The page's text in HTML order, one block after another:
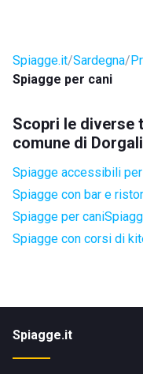
Spiagge.it Sardegna
Spiagge per cani
Scopri le diverse
comune di Dorgali
Spiagge accessibili
Spiagge con bar e
Spiagge per cani
Spiagge con corsi di
Spiagge.it